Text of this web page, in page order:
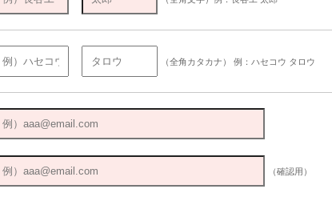
（全角カタカナ） 例：ハセコウ タロウ
（確認用）